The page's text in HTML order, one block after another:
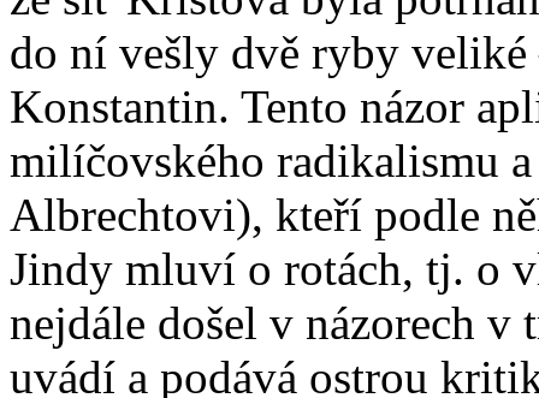
do ní vešly dvě ryby veliké
Konstantin. Tento názor
milíčovského radikalismu
Albrechtovi), kteří podle
Jindy mluví o rotách, tj. o
nejdále došel v názorech
uvádí a podává ostrou